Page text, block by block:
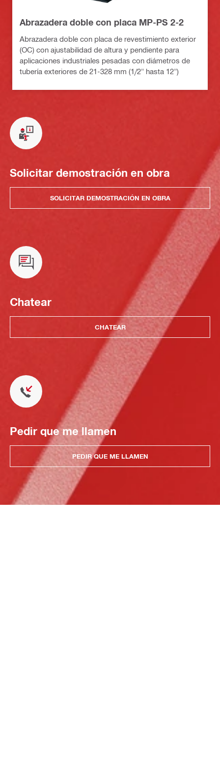
Abrazadera doble con placa MP-PS 2-2
Abrazadera doble con placa de revestimiento exterior
(OC) con ajustabilidad de altura y pendiente para
aplicaciones industriales pesadas con diámetros de
tubería exteriores de 21-328 mm (1/2" hasta 12")
Solicitar demostración en obra
SOLICITAR DEMOSTRACIÓN EN OBRA
Chatear
CHATEAR
Pedir que me llamen
PEDIR QUE ME LLAMEN